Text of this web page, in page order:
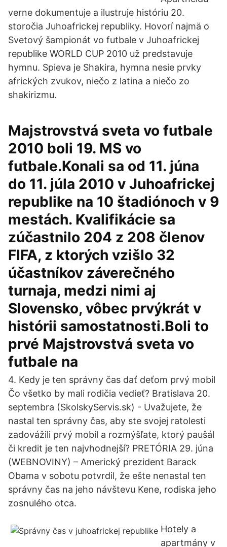
verne dokumentuje a ilustruje históriu 20.
storočia Juhoafrickej republiky. Hovorí najmä o
Svetový šampionát vo futbale v Juhoafrickej
republike WORLD CUP 2010 už predstavuje
hymnu. Spieva je Shakira, hymna nesie prvky
afrických zvukov, niečo z latina a niečo zo
shakirizmu.
Majstrovstvá sveta vo futbale
2010 boli 19. MS vo
futbale.Konali sa od 11. júna
do 11. júla 2010 v Juhoafrickej
republike na 10 štadiónoch v 9
mestách. Kvalifikácie sa
zúčastnilo 204 z 208 členov
FIFA, z ktorých vzišlo 32
účastníkov záverečného
turnaja, medzi nimi aj
Slovensko, vôbec prvýkrát v
histórii samostatnosti.Boli to
prvé Majstrovstvá sveta vo
futbale na
4. Kedy je ten správny čas dať deťom prvý mobil
Čo všetko by mali rodičia vedieť? Bratislava 20.
septembra (SkolskyServis.sk) - Uvažujete, že
nastal ten správny čas, aby ste svojej ratolesti
zadovážili prvý mobil a rozmýšľate, ktorý paušál
či kredit je ten najvhodnejší? PRETÓRIA 29. júna
(WEBNOVINY) – Americký prezident Barack
Obama v sobotu potvrdil, že ešte nenastal ten
správny čas na jeho návštevu Kene, rodiska jeho
zosnulého otca.
Hotely a
apartmány v